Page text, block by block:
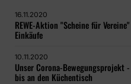
16.11.2020
REWE-Aktion "Scheine für
Einkäufe
10.11.2020
Unser Corona-Bewegungsprojekt
bis an den Küchentisch